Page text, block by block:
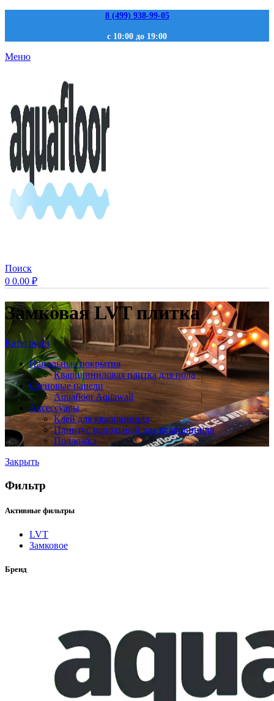
8 (499) 938-99-05
с 10:00 до 19:00
Меню
Поиск
0 0.00 ₽
Замковая LVT плитка
Категории
Напольные покрытия
Кварцвиниловая плитка для пола
Стеновые панели
Aquafloor Aquawall
Аксессуары
Клей для кварцвинила
Плинтус напольный для кварцвинила
Подложка
Закрыть
Фильтр
Активные фильтры
LVT
Замковое
Бренд